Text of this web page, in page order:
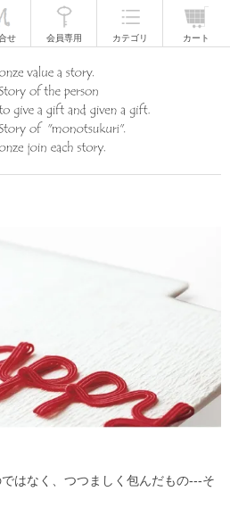
せ 会員専用 カテゴリ カート
はなく、つつましく包んだもの---そ